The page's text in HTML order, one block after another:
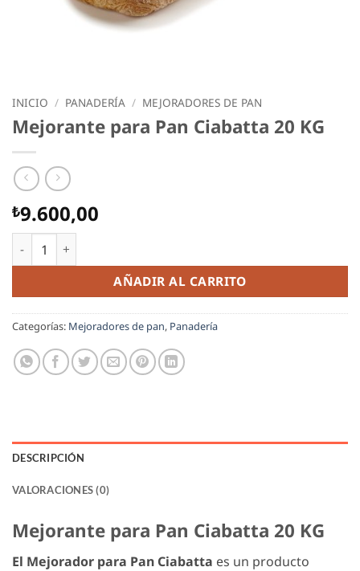
INICIO / PANADERÍA / MEJORADORES DE PAN
Mejorante para Pan Ciabatta 20 KG
₺9.600,00
Mejorante para Pan Ciabatta 20 KG cantidad
AÑADIR AL CARRITO
Categorías: Mejoradores de pan, Panadería
DESCRIPCIÓN
VALORACIONES (0)
Mejorante para Pan Ciabatta 20 KG
El Mejorador para Pan Ciabatta es un producto